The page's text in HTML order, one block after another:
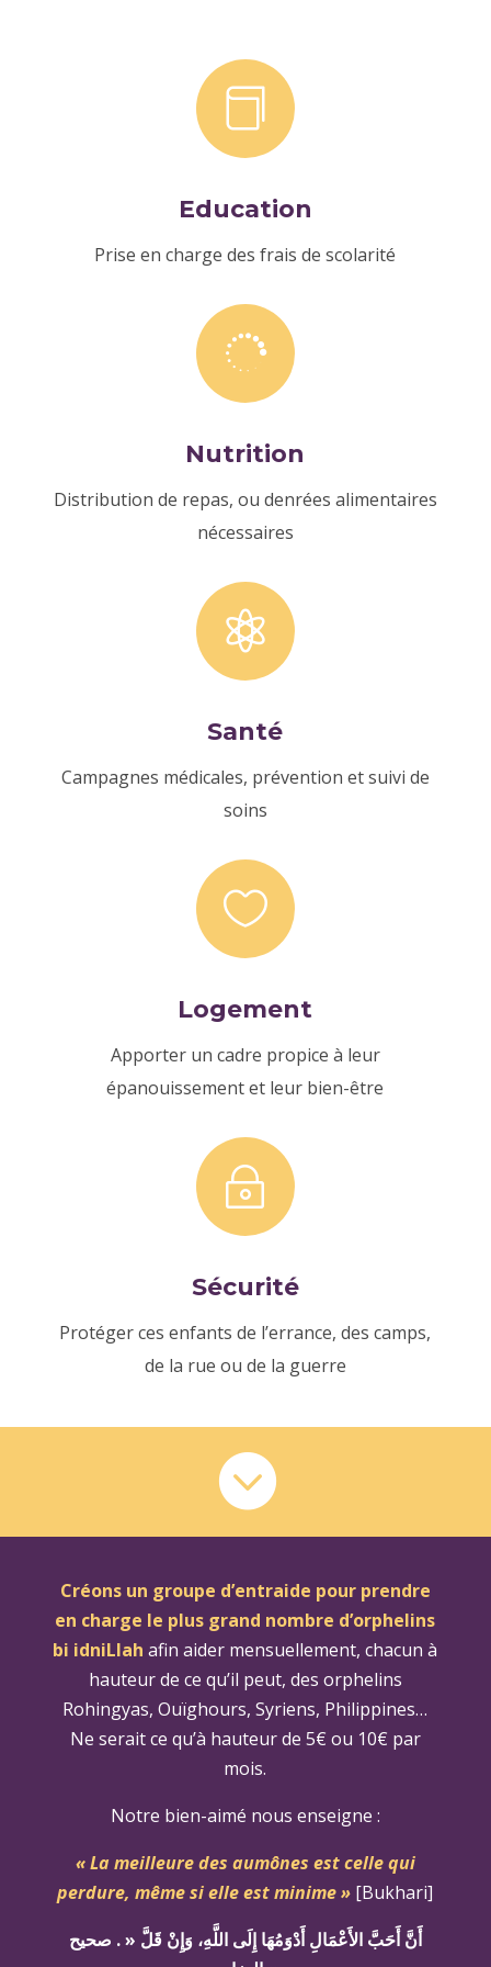

Education
Prise en charge des frais de scolarité

Nutrition
Distribution de repas, ou denrées alimentaires
nécessaires

Santé
Campagnes médicales, prévention et suivi de
soins

Logement
Apporter un cadre propice à leur
épanouissement et leur bien-être
~
Sécurité
Protéger ces enfants de l’errance, des camps,
de la rue ou de la guerre

Créons un groupe d’entraide pour prendre
en charge le plus grand nombre d’orphelins
bi idniLlah afin aider mensuellement, chacun à
hauteur de ce qu’il peut, des orphelins
Rohingyas, Ouïghours, Syriens, Philippines…
Ne serait ce qu’à hauteur de 5€ ou 10€ par
mois.
Notre bien-aimé nous enseigne :
« La meilleure des aumônes est celle qui
perdure, même si elle est minime » [Bukhari]
أَنَّ أَحَبَّ الأَعْمَالِ أَدْوَمُهَا إِلَى اللَّهِ، وَإِنْ قَلَّ « .‏ صحيح